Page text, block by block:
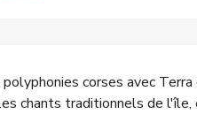
corses avec Terra
chants traditionnels de